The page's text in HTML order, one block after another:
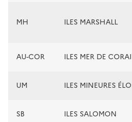
MH ILES MARSHALL
AU-COR ILES MER DE
UM ILES MINEURES
SB ILES SALOMON